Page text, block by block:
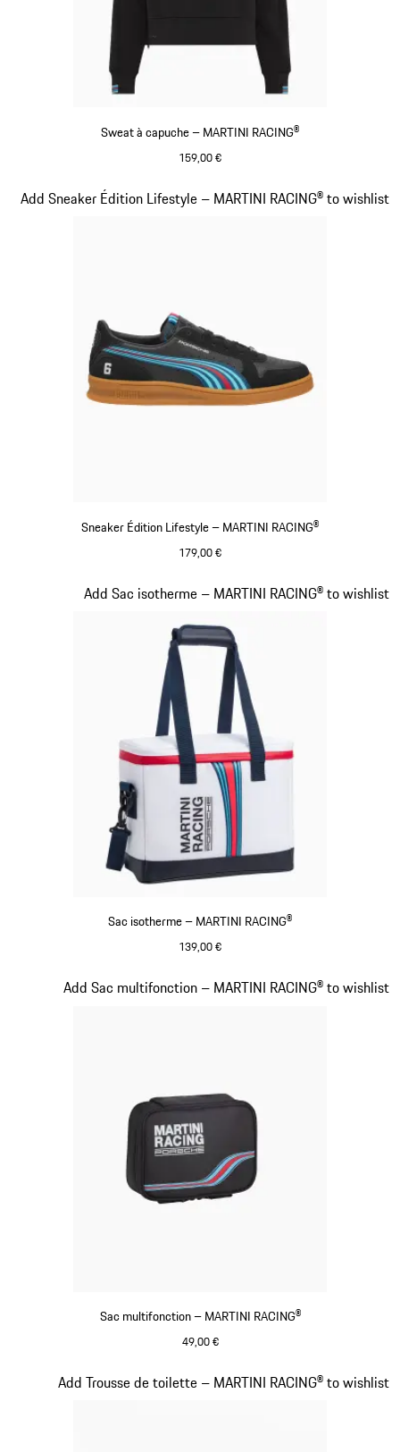
Sweat à capuche – MARTINI RACING®
159,00 €
Sneaker Édition Lifestyle – MARTINI RACING®
179,00 €
Add Sneaker Édition Lifestyle – MARTINI RACING® to wishlist
Diapositive 14 sur 20
Sac isotherme – MARTINI RACING®
139,00 €
Add Sac isotherme – MARTINI RACING® to wishlist
Diapositive 15 sur 20
Sac multifonction – MARTINI RACING®
49,00 €
Add Sac multifonction – MARTINI RACING® to wishlist
Diapositive 16 sur 20
Add Trousse de toilette – MARTINI RACING® to wishlist
Diapositive 17 sur 20